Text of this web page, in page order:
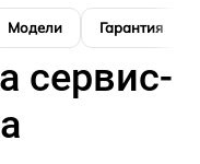
Модели Гарантия
сервис-